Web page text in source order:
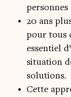
20 ans
pour tous
essentiel
situation
solutions.
Cette